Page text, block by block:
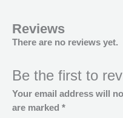
Reviews
There are no reviews yet.
Be the first to
Your email address will
are marked *